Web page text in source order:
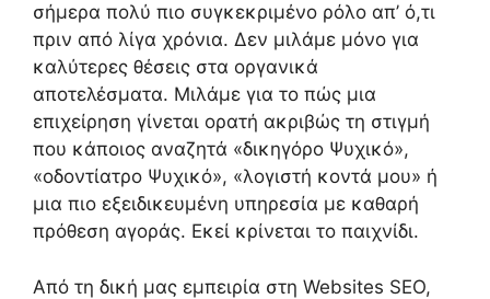
σήμερα πολύ πιο συγκεκριμένο ρόλο απ’ ό,τι
πριν από λίγα χρόνια. Δεν μιλάμε μόνο για
καλύτερες θέσεις στα οργανικά
αποτελέσματα. Μιλάμε για το πώς μια
επιχείρηση γίνεται ορατή ακριβώς τη στιγμή
που κάποιος αναζητά «δικηγόρο Ψυχικό»,
«οδοντίατρο Ψυχικό», «λογιστή κοντά μου» ή
μια πιο εξειδικευμένη υπηρεσία με καθαρή
πρόθεση αγοράς. Εκεί κρίνεται το παιχνίδι.
Από τη δική μας εμπειρία στη Websites SEO,